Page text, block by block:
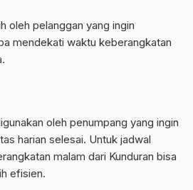
oleh pelanggan yang ingin
mendekati waktu keberangkatan
oleh penumpang yang ingin
harian selesai. Untuk jadwal
malam dari Kunduran bisa
efisien.